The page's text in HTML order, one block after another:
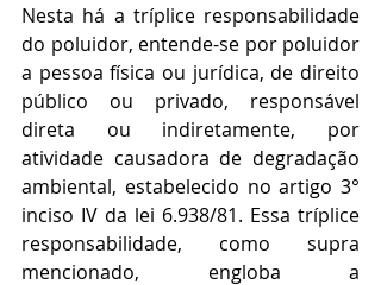
Nesta há a tríplice responsabilidade
do poluidor, entende-se por poluidor
a pessoa física ou jurídica, de direito
público ou privado, responsável
direta ou indiretamente, por
atividade causadora de degradação
ambiental, estabelecido no artigo 3°
inciso IV da lei 6.938/81. Essa tríplice
responsabilidade, como supra
mencionado, engloba a